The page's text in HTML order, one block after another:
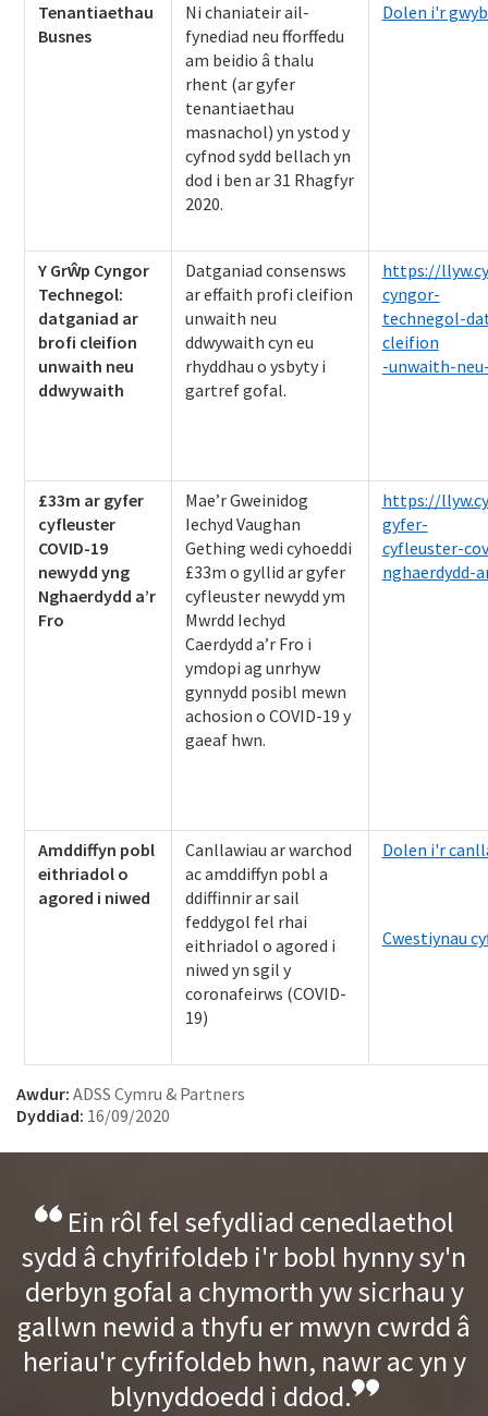
Tenantiaethau
Busnes
Ni chaniateir ail-
fynediad neu fforffedu
am beidio â thalu
rhent (ar gyfer
tenantiaethau
masnachol) yn ystod y
cyfnod sydd bellach yn
dod i ben ar 31 Rhagfyr
2020.
Dolen i'r
Y Grŵp Cyngor
Technegol:
datganiad ar
brofi cleifion
unwaith neu
ddwywaith
Datganiad consensws
ar effaith profi cleifion
unwaith neu
ddwywaith cyn eu
rhyddhau o ysbyty i
gartref gofal.
https://
cyngor-
technegol-
cleifion
-unwaith-
£33m ar gyfer
cyfleuster
COVID-19
newydd yng
Nghaerdydd a’r
Fro
Mae’r Gweinidog
Iechyd Vaughan
Gething wedi cyhoeddi
£33m o gyllid ar gyfer
cyfleuster newydd ym
Mwrdd Iechyd
Caerdydd a’r Fro i
ymdopi ag unrhyw
gynnydd posibl mewn
achosion o COVID-19 y
gaeaf hwn.
https://
gyfer-
cyfleuster-
nghaerdydd-
Amddiffyn pobl
eithriadol o
agored i niwed
Canllawiau ar warchod
ac amddiffyn pobl a
ddiffinnir ar sail
feddygol fel rhai
eithriadol o agored i
niwed yn sgil y
coronafeirws (COVID-
19)
Dolen i'r
Cwestiynau
Awdur: ADSS Cymru & Partners
Dyddiad: 16/09/2020
Ein rôl fel sefydliad cenedlaethol
sydd â chyfrifoldeb i'r bobl hynny sy'n
derbyn gofal a chymorth yw sicrhau y
gallwn newid a thyfu er mwyn cwrdd â
heriau'r cyfrifoldeb hwn, nawr ac yn y
blynyddoedd i ddod.